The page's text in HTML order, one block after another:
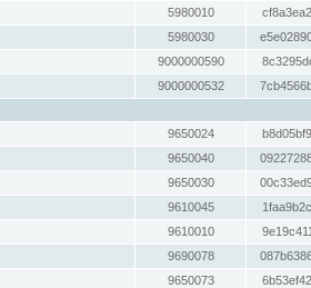
5980010
5980030
9000000590
9000000532
9650024
9650040
9650030
9610045
9610010
9690078
9650073